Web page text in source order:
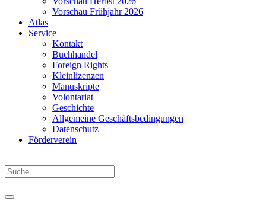
Vorschau Frühjahr 2026
Atlas
Service
Kontakt
Buchhandel
Foreign Rights
Kleinlizenzen
Manuskripte
Volontariat
Geschichte
Allgemeine Geschäftsbedingungen
Datenschutz
Förderverein